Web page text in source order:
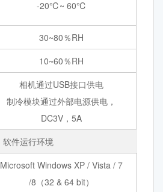
-20℃~ 60℃
30~80％RH
10~60％RH
相机通过USB接口供电
制冷模块通过外部电源供电，
DC3V，5A
软件运行环境
Microsoft Windows XP / Vista / 7
/8（32 & 64 bit）